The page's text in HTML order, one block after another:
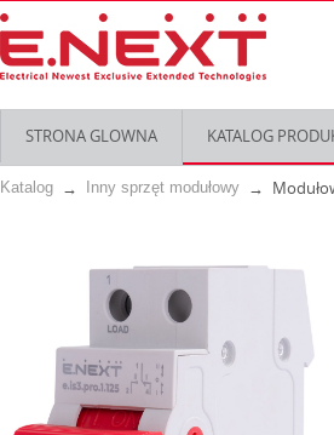
STRONA GLOWNA KATALOG
Katalog Inny sprzęt modułowy